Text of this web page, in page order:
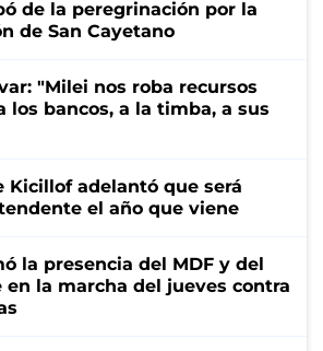
de la peregrinación por la
de San Cayetano
"Milei nos roba recursos
los bancos, a la timba, a sus
Kicillof adelantó que será
el año que viene
la presencia del MDF y del
en la marcha del jueves contra